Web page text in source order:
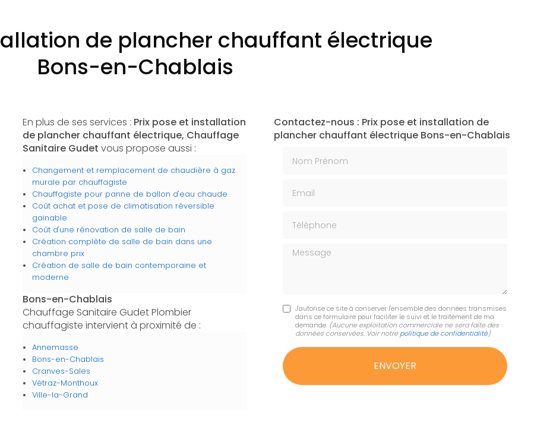
de plancher chauffant électrique
Bons-en-Chablais
En plus de ses services : Prix pose et installation
de plancher chauffant électrique, Chauffage
Sanitaire Gudet vous propose aussi :
Changement et remplacement de chaudière à gaz
murale par chauffagiste
Chauffagiste pour panne de ballon d'eau chaude
Coût achat et pose de climatisation réversible
gainable
Coût d'une rénovation de salle de bain
Création complète de salle de bain dans une
chambre prix
Création de salle de bain contemporaine et
moderne
Bons-en-Chablais
Chauffage Sanitaire Gudet Plombier
chauffagiste intervient à proximité de :
Annemasse
Bons-en-Chablais
Cranves-Sales
Vétraz-Monthoux
Ville-la-Grand
Contactez-nous : Prix pose et installation de
plancher chauffant électrique Bons-en-Chablais
Message
J'autorise ce site à conserver l'ensemble des données transmises
dans ce formulaire pour faciliter le suivi et le traitement de ma
demande. (Aucune exploitation commerciale ne sera faite des
données conservées. Voir notre politique de confidentialité)